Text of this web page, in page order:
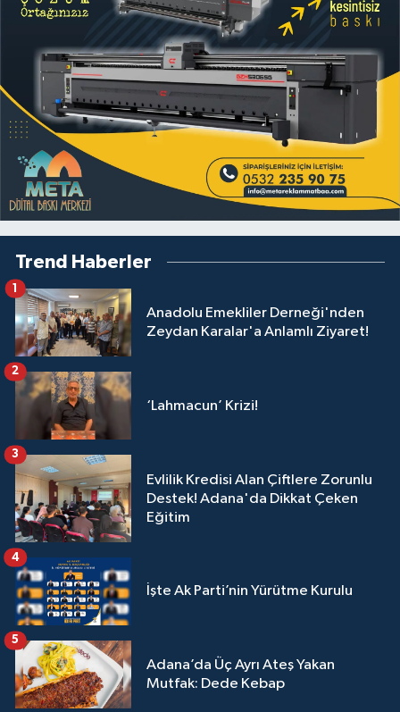
Trend Haberler
Anadolu Emekliler Derneği'nden
Zeydan Karalar'a Anlamlı Ziyaret!
1
‘Lahmacun’ Krizi!
2
Evlilik Kredisi Alan Çiftlere Zorunlu
Destek! Adana'da Dikkat Çeken
Eğitim
3
İşte Ak Parti’nin Yürütme Kurulu
4
Adana’da Üç Ayrı Ateş Yakan
Mutfak: Dede Kebap
5